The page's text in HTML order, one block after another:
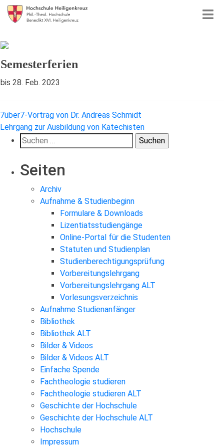
Semesterferien
bis 28. Feb. 2023
Beitragsnavigation
7über7-Vortrag von Dr. Andreas Schmidt
Lehrgang zur Ausbildung von Katechisten
Suchen
nach:
Seiten
Archiv
Aufnahme & Studienbeginn
Formulare & Downloads
Lizentiatsstudiengänge
Online-Portal für die Studenten
Statuten und Studienplan
Studienberechtigungsprüfung
Vorbereitungslehrgang
Vorbereitungslehrgang ALT
Vorlesungsverzeichnis
Aufnahme Studienanfänger
Bibliothek
Bibliothek ALT
Bilder & Videos
Bilder & Videos ALT
Einfache Spende
Fachtheologie studieren
Fachtheologie studieren ALT
Geschichte der Hochschule
Geschichte der Hochschule ALT
Hochschule
Impressum